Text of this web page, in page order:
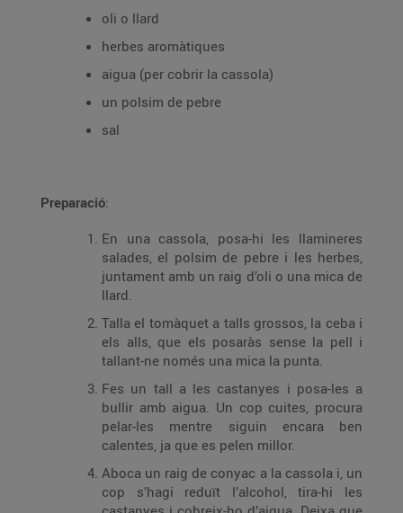
oli o llard
herbes aromàtiques
aigua (per cobrir la cassola)
un polsim de pebre
sal
Preparació:
En una cassola, posa-hi les llamineres
salades, el polsim de pebre i les herbes,
juntament amb un raig d’oli o una mica de
llard.
Talla el tomàquet a talls grossos, la ceba i
els alls, que els posaràs sense la pell i
tallant-ne només una mica la punta.
Fes un tall a les castanyes i posa-les a
bullir amb aigua. Un cop cuites, procura
pelar-les mentre siguin encara ben
calentes, ja que es pelen millor.
Aboca un raig de conyac a la cassola i, un
cop s’hagi reduït l’alcohol, tira-hi les